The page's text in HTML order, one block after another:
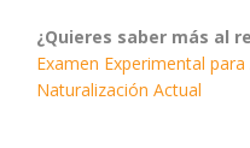
¿Quieres saber más al
Examen Experimental
Naturalización Actual